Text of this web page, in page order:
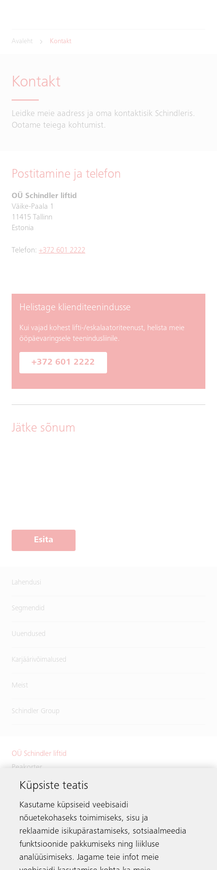
Avaleht Kontakt
Kontakt
Leidke meie aadress ja oma kontaktisik Schindleris.
Ootame teiega kohtumist.
Postitamine ja telefon
OÜ Schindler liftid
Väike-Paala 1
11415 Tallinn
Estonia
Telefon: +372 601 2222
Helistage klienditeenindusse
Kui vajad kohest lifti-/eskalaatoriteenust, helista meie
ööpäevaringsele teenindusliinile.
+372 601 2222
Jätke sõnum
Esita
Lahendusi
Segmendid
Uuendused
Karjäärivõimalused
Meist
Schindler Group
OÜ Schindler liftid
Peakorter
Väike-Paala 1
Estonia
Telefon:+372 601 2222
Küpsiste teatis
Kasutame küpsiseid veebisaidi
nõuetekohaseks toimimiseks, sisu ja
reklaamide isikupärastamiseks, sotsiaalmeedia
funktsioonide pakkumiseks ning liikluse
analüüsimiseks. Jagame teie infot meie